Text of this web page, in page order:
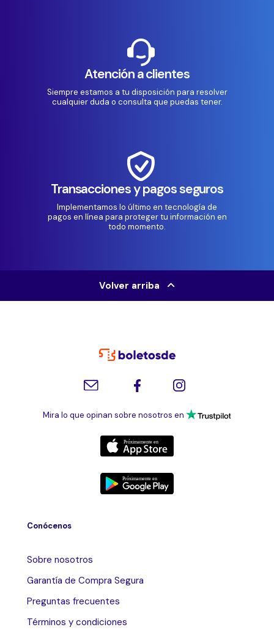
Atención a clientes
Siempre estamos a tu disposición para resolver
cualquier duda o consulta que puedas tener.
Transacciones y pagos seguros
Implementamos lo último en tecnología de
pagos en línea para proteger tu información en
todo momento.
Volver arriba
Mira lo que opinan sobre nosotros en
Conócenos
Sobre nosotros
Garantía de Compra Segura
Preguntas frecuentes
Términos y condiciones